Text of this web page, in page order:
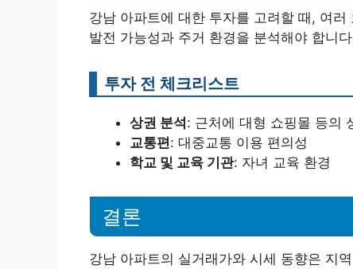
강남 아파트에 대한 투자를 고려할 때, 여
발전 가능성과 주거 환경을 분석해야 합니
투자 전 체크리스트
상권 분석 : 근처에 대형 쇼핑몰 등의
교통편: 대중교통 이용 편의성
학교 및 교육 기관: 자녀 교육 환경
결론
강남 아파트의 실거래가와 시세 동향은 지